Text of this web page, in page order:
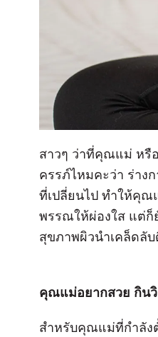
สาวๆ ว่าที่คุณแม่ หรื
ครรภ์ไหมคะว่า ร่าง
ที่เปลี่ยนไป ทำให้คุณ
พรรณให้ผ่องใส แต่ก็
สุขภาพผิวนำเคล็ดลั
คุณแม่อยากสวย กิน
สำหรับคุณแม่ที่กำลัง